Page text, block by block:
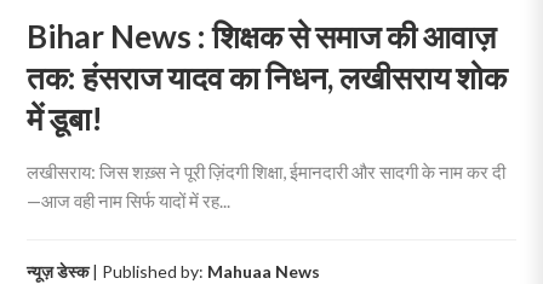
Bihar News : शिक्षक से समाज की आवाज़
तक: हंसराज यादव का निधन, लखीसराय शोक
में डूबा!
लखीसराय: जिस शख़्स ने पूरी ज़िंदगी शिक्षा, ईमानदारी और सादगी के नाम कर दी
—आज वही नाम सिर्फ यादों में रह...
न्यूज़ डेस्क| Published by: Mahuaa News